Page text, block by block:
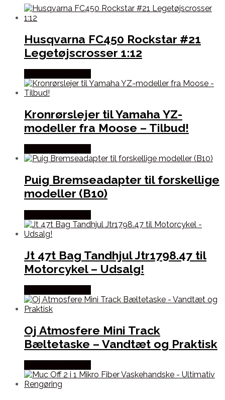
Husqvarna FC450 Rockstar #21
Legetøjscrosser 1:12
Kronrørslejer til Yamaha YZ-
modeller fra Moose – Tilbud!
Puig Bremseadapter til forskellige
modeller (B10)
Jt 47t Bag Tandhjul Jtr1798.47 til
Motorcykel – Udsalg!
Oj Atmosfere Mini Track
Bæltetaske – Vandtæt og Praktisk